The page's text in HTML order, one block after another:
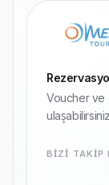
Voucher ve
BIZI TAKIP